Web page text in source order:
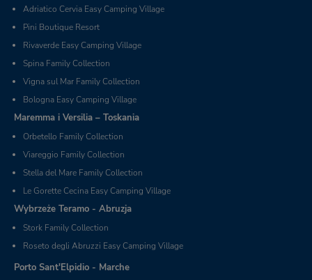
Adriatico Cervia Easy Camping Village
Pini Boutique Resort
Rivaverde Easy Camping Village
Spina Family Collection
Vigna sul Mar Family Collection
Bologna Easy Camping Village
Maremma i Versilia – Toskania
Orbetello Family Collection
Viareggio Family Collection
Stella del Mare Family Collection
Le Gorette Cecina Easy Camping Village
Wybrzeże Teramo - Abruzja
Stork Family Collection
Roseto degli Abruzzi Easy Camping Village
Porto Sant'Elpidio - Marche